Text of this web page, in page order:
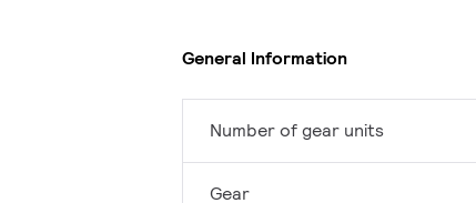
General Information
Number of gear units
Gear